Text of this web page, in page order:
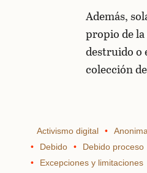
Además,
propio de
destruido o
colección
Activismo digital
Debido
Debido proceso
Excepciones y limitaciones